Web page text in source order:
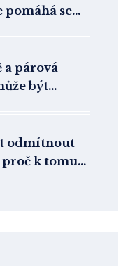
se
a párová
být
odmítnout
proč k tomu